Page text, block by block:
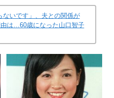
ないです」、夫との関係が
由は…60歳になった山口智子